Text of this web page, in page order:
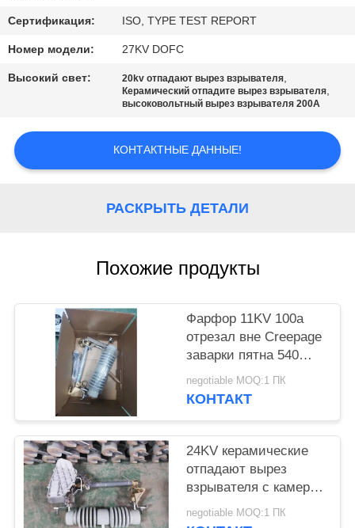
СПРОСИТЕ
ЦИТАТУ
PRIVACY
Сертификация: ISO, TYPE TEST REPORT
Номер модели: 27KV DOFC
Высокий свет: 20kv отпадают вырез взрывателя,
Керамический отпадите вырез взрывателя,
высоковольтный вырез взрывателя 200A
КОНТАКТНЫЕ ДАННЫЕ!
РАСКРЫТЬ ДЕТАЛИ
Похожие продукты
Фарфор 11KV 100a
отрезал вне Creepage
заварки пятна 540
взрывателя
negotiable MOQ:1 ПК
КОНТАКТ
24KV керамические
отпадают вырез
взрывателя с камерой
Extingquishing дуги
negotiable MOQ:1 ПК